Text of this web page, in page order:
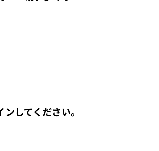
してください。